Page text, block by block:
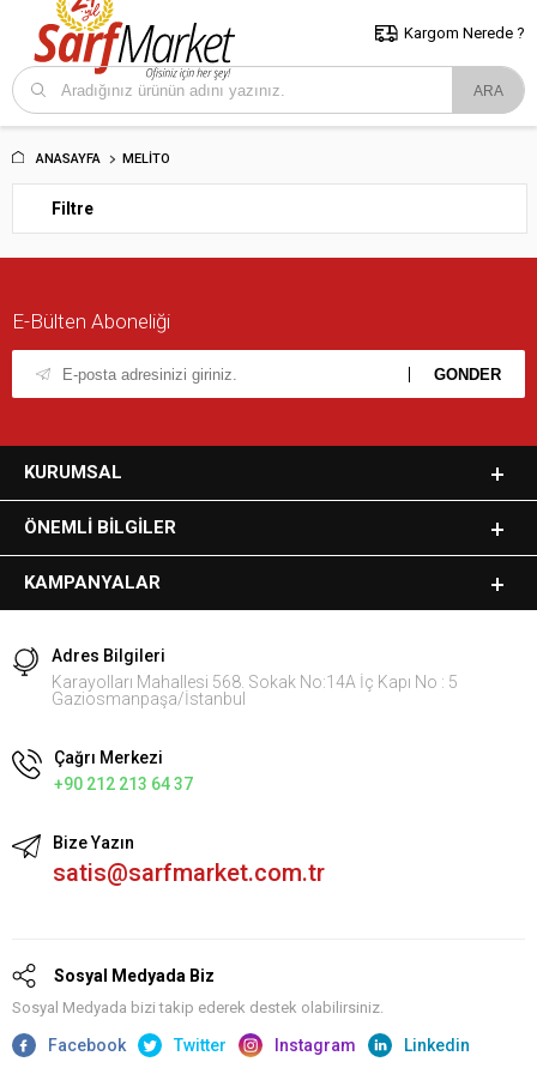
5000 TL ve Üzeri Alışverişlerde İstanbul İçi Kargo Bedava!
ve Trakya İçin Tıklayın..
Kargom Nerede ?
ANASAYFA MELITO
Filtre
E-Bülten Aboneliği
KURUMSAL
ÖNEMLI BILGILER
KAMPANYALAR
Adres Bilgileri
Karayolları Mahallesi 568. Sokak No:14A İç Kapı No : 5
Gaziosmanpaşa/İstanbul
Çağrı Merkezi
+90 212 213 64 37
Bize Yazın
satis@sarfmarket.com.tr
Sosyal Medyada Biz
Sosyal Medyada bizi takip ederek destek olabilirsiniz.
Facebook Twitter Instagram Linkedin